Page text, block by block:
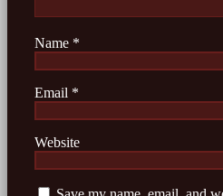
Name *
Email *
Website